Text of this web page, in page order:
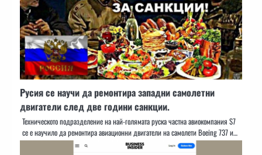
Русия се научи да ремонтира западни самолетни
двигатели след две години санкции.
Техническото подразделение на най-голямата руска частна авиокомпания S7
се е научило да ремонтира авиационни двигатели на самолети Boeing 737 и…